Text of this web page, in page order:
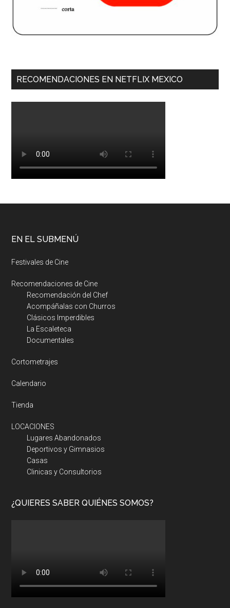
RECOMENDACIONES EN NETFLIX MEXICO
EN EL SUBMENÚ
Festivales de Cine
Recomendaciones de Cine
Recomendación del Chef
Acompáñalas con Churros
Clásicos Imperdibles
La Escaleteca
Documentales
Cortometrajes
Calendario
Tienda
LOCACIONES
Lugares Abandonados
Deportivos y Gimnasios
Casas
Clinicas y Consultorios
¿QUIERES SABER QUIÉNES SOMOS?